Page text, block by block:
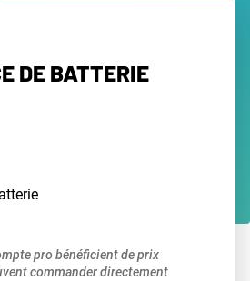
DE BATTERIE
pro bénéficient de prix
commander directement